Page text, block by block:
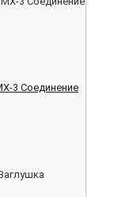
3 Соединение